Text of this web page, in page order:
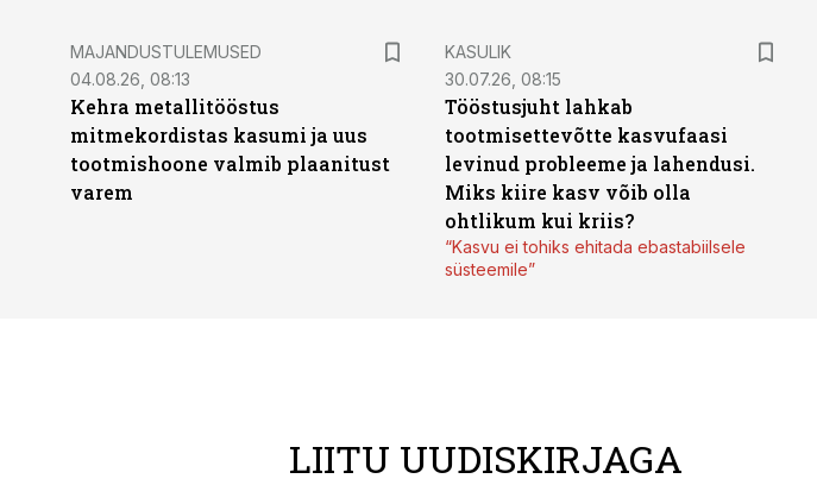
MAJANDUSTULEMUSED
04.08.26, 08:13
Kehra metallitööstus
mitmekordistas kasumi ja uus
tootmishoone valmib plaanitust
varem
KASULIK
30.07.26, 08:15
Tööstusjuht lahkab
tootmisettevõtte kasvufaasi
levinud probleeme ja lahendusi.
Miks kiire kasv võib olla
ohtlikum kui kriis?
“Kasvu ei tohiks ehitada ebastabiilsele
süsteemile”
LIITU UUDISKIRJAGA